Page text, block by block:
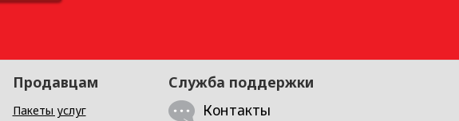
Продавцам
Пакеты услуг
Служба поддержки
Контакты